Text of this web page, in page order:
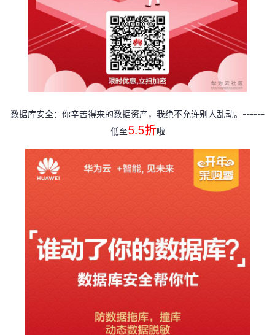
数据库安全：你辛苦得来的数据资产，我绝不允许别人乱动。 ------
低至5.5折啦